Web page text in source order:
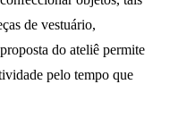
de vestuário,
do ateliê permite
pelo tempo que